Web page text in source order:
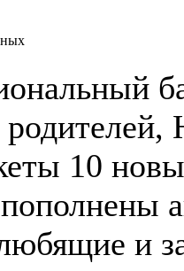
10
и